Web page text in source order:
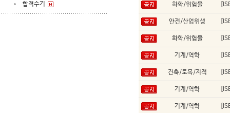
합격수기 화학/위험물
안전/산업위생
화학/위험물
기계/역학
건축/토목/지적
기계/역학
기계/역학